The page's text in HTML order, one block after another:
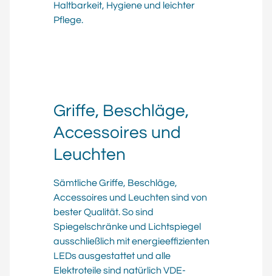
Haltbarkeit, Hygiene und leichter
Pflege.
Griffe, Beschläge,
Accessoires und
Leuchten
Sämtliche Griffe, Beschläge,
Accessoires und Leuchten sind von
bester Qualität. So sind
Spiegelschränke und Lichtspiegel
ausschließlich mit energieeffizienten
LEDs ausgestattet und alle
Elektroteile sind natürlich VDE-